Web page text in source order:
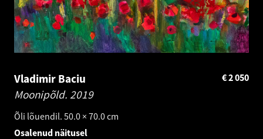
Vladimir Baciu
Moonipõld. 2019
Õli lõuendil. 50.0 × 70.0 cm
2 050
€
Osalenud näitusel